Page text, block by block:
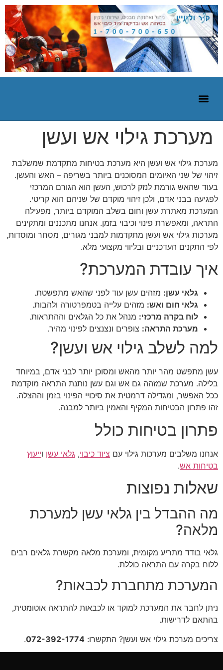
מערכת גילוי אש ועשן
מערכת גילוי אש ועשן היא מערכת בטיחות מתקדמת שמשלבת
זיהוי של שני האיומים המסוכנים ביותר בשריפה – האש והעשן.
בעוד שהאש גורמת לנזק לרכוש, העשן הוא הגורם המרכזי
לפגיעה בבני אדם, ולכן זיהוי מוקדם של שניהם הוא קריטי.
המערכת מאתרת עשן וחום בשלב המוקדם ביותר, מפעילה
התראה, ומאפשרת פינוי וכיבוי בזמן. אנחנו מתכננים ומתקינים
מערכות גילוי אש ועשן מתקדמות למבני מגורים, מסחר ומוסדות,
לפי התקנים העדכניים ובליווי מקצועי מלא.
איך עובדת המערכת?
גלאי עשן: מזהים עשן עוד לפני שהאש מתפשטת.
גלאי חום ואש: מזהים עלייה בטמפרטורה ולהבות.
לוח בקרה מרכזי: מנהל את כל הגלאים וההתראות.
מערכת התראה: צופרים ונצנצים לפינוי מהיר.
למה לשלב גילוי אש ועשן?
עשן מתפשט מהר יותר מהאש ומסוכן יותר לבני אדם, במיוחד
בלילה. מערכת שמזהה גם אש וגם עשן נותנת התראה מוקדמת
ככל האפשר, ומגדילה דרמטית את סיכויי הפינוי בזמן וההצלה.
זהו פתרון הבטיחות המקיף והאמין ביותר למבנה.
פתרון בטיחות כולל
אנחנו משלבים מערכות גילוי עם ציוד כיבוי, גלאי עשן וייעוץ
בטיחות אש.
שאלות נפוצות
מה ההבדל בין גלאי עשן למערכת
מלאה?
גלאי בודד מתריע מקומית, ומערכת מלאה מקשרת גלאים רבים
ללוח בקרה עם התראה כוללת.
המערכת מתחברת לכבאות?
ניתן לחבר את המערכת למוקד או לכבאות להתראה אוטומטית,
בהתאם לדרישות.
צריכים מערכת גילוי אש ועשן? התקשרו: 072-392-1774
.